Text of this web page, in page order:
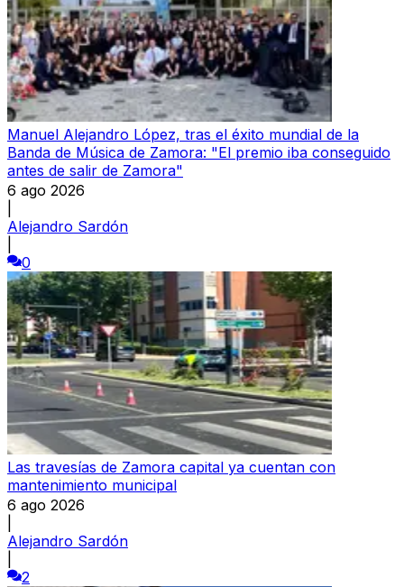
Manuel Alejandro López, tras el éxito mundial de la
Banda de Música de Zamora: "El premio iba conseguido
antes de salir de Zamora"
6 ago 2026
Alejandro Sardón
0
Las travesías de Zamora capital ya cuentan con
mantenimiento municipal
6 ago 2026
Alejandro Sardón
2